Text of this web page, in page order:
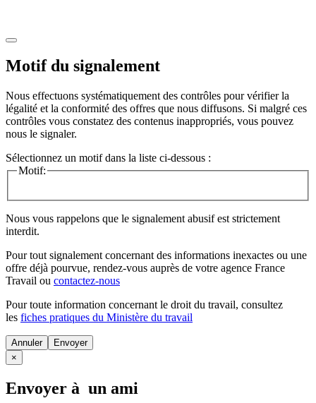
Motif du signalement
Nous effectuons systématiquement des contrôles pour vérifier la
légalité et la conformité des offres que nous diffusons. Si malgré ces
contrôles vous constatez des contenus inappropriés, vous pouvez
nous le signaler.
Sélectionnez un motif dans la liste ci-dessous :
Motif:
Nous vous rappelons que le signalement abusif est strictement
interdit.
Pour tout signalement concernant des informations inexactes ou une
offre déjà pourvue, rendez-vous auprès de votre agence France
Travail ou contactez-nous
Pour toute information concernant le droit du travail, consultez
les fiches pratiques du Ministère du travail
Annuler
×
Envoyer à un ami